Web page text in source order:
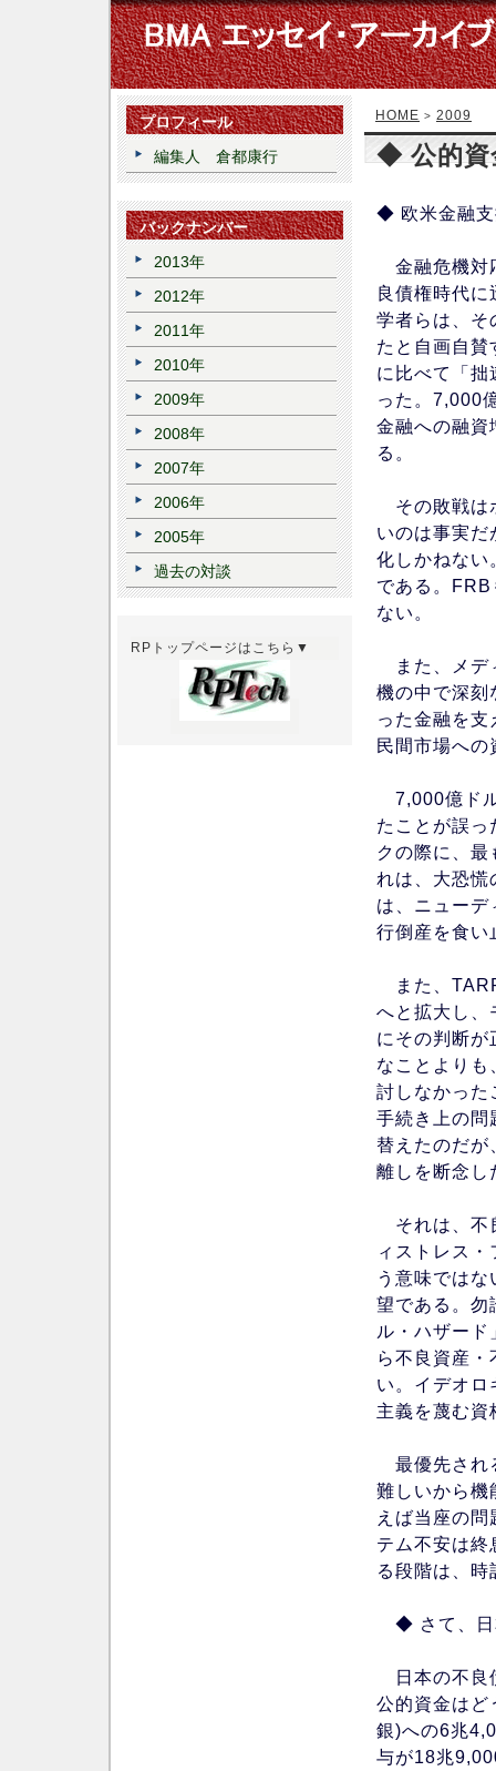
HOME > 2009
◆ 公的資
◆ 欧米金融
金融危機対
良債権時代
学者らは、そ
たと自画自賛
に比べて「拙
った。7,000
金融への融資
る。
その敗戦は
いのは事実だ
化しかねない
である。
ない。
また、メデ
機の中で深刻
った金融を
民間市場への
7,000億ド
たことが誤
クの際に、
れは、大恐慌
は、ニューデ
行倒産を食い
また、
へと拡大し、
にその判断が
なことよりも
討しなかった
手続き上の問
替えたのだ
離しを断念し
それは、不
ィストレス
う意味では
望である。勿
ル・ハザー
ら不良資産
い。イデオロ
主義を蔑む資
最優先され
難しいから機
えば当座の
テム不安は終
る段階は、
◆ さて、日
日本の不良
公的資金はど
銀)への6兆
与が18兆
プロフィール
編集人 倉都康行
バックナンバー
2013年
2012年
2011年
2010年
2009年
2008年
2007年
2006年
2005年
過去の対談
RPトップページはこちら▼